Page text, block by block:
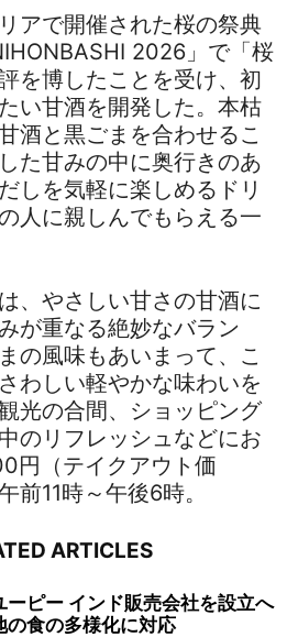
アで開催された桜の祭典
2026」で「桜
を博したことを受け、初
い甘酒を開発した。本枯
酒と黒ごまを合わせるこ
た甘みの中に奥行きのあ
しを気軽に楽しめるドリ
人に親しんでもらえる一
、やさしい甘さの甘酒に
が重なる絶妙なバラン
の風味もあいまって、こ
わしい軽やかな味わいを
光の合間、ショッピング
のリフレッシュなどにお
円（テイクアウト価
前11時～午後6時。
ARTICLES
ーピー インド販売会社を設立へ
の食の多様化に対応